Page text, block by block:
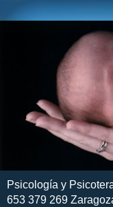
Psicología y
653 379 269